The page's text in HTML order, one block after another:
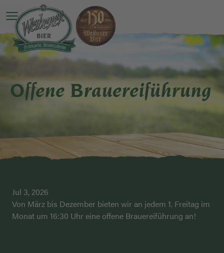
Open main menu
Offene Brauereiführung
Jul 3, 2026
Von März bis Dezember bieten wir an jedem 1. Freitag im
Monat um 16:30 Uhr eine offene Brauereiführung an!